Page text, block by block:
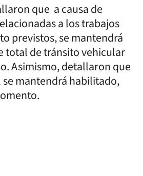
que a causa de
a los trabajos
previstos, se mantendrá
total de tránsito vehicular
Asimismo, detallaron que
mantendrá habilitado,